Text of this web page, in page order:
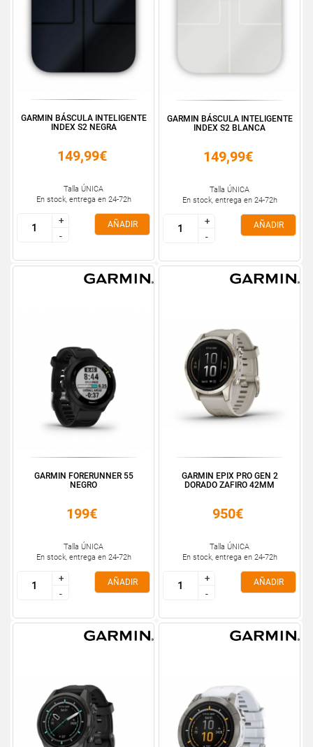
GARMIN BÁSCULA INTELIGENTE
INDEX S2 NEGRA
149,99€
Talla ÚNICA
En stock, entrega en 24-72h
+
-
+
-
AÑADIR
GARMIN BÁSCULA INTELIGENTE
INDEX S2 BLANCA
149,99€
Talla ÚNICA
En stock, entrega en 24-72h
+
-
+
-
AÑADIR
GARMIN FORERUNNER 55
NEGRO
199€
Talla ÚNICA
En stock, entrega en 24-72h
+
-
+
-
AÑADIR
GARMIN EPIX PRO GEN 2
DORADO ZAFIRO 42MM
950€
Talla ÚNICA
En stock, entrega en 24-72h
+
-
+
-
AÑADIR